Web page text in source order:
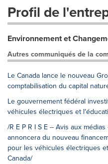
Profil de
Environnement et
Autres communiqués de la
Le Canada lance le nouveau
comptabilisation du capital
Le gouvernement fédéral
véhicules électriques et
/R E P R I S E -- Avis aux
annoncera du nouveau
pour les véhicules électriques
Canada/